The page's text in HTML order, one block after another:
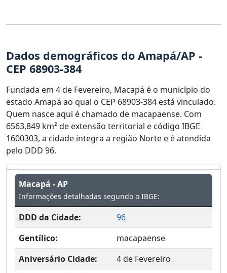
Dados demográficos do Amapá/AP -
CEP 68903-384
Fundada em 4 de Fevereiro, Macapá é o município do
estado Amapá ao qual o CEP 68903-384 está vinculado.
Quem nasce aqui é chamado de macapaense. Com
6563,849 km² de extensão territorial e código IBGE
1600303, a cidade integra a região Norte e é atendida
pelo DDD 96.
Macapá - AP
Informações detalhadas segundo o IBGE:
DDD da Cidade:
96
Gentílico:
macapaense
Aniversário Cidade:
4 de Fevereiro